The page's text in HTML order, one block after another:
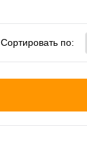
Сортировать по: